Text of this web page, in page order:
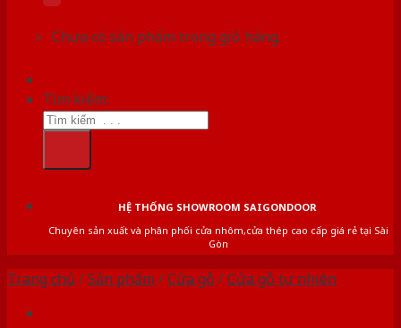
Chưa có sản phẩm trong giỏ hàng.
Tìm kiếm:
HỆ THỐNG SHOWROOM SAIGONDOOR
Chuyên sản xuất và phân phối cửa nhôm,cửa thép cao cấp giá rẻ tại Sài
Gòn
Trang chủ /Sản phẩm /Cửa gỗ /Cửa gỗ tự nhiên